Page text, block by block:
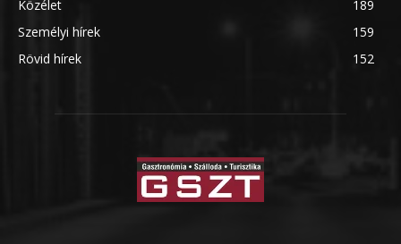
Közélet
189
Személyi hírek
159
Rövid hírek
152